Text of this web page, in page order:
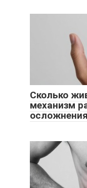
Сколько
механизм